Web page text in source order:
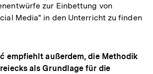
Link:zur Einbettung von
Media" in den Unterricht zu finden
empfiehlt außerdem, die Methodik
als Grundlage für die